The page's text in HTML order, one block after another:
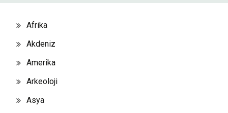
Afrika
Akdeniz
Amerika
Arkeoloji
Asya